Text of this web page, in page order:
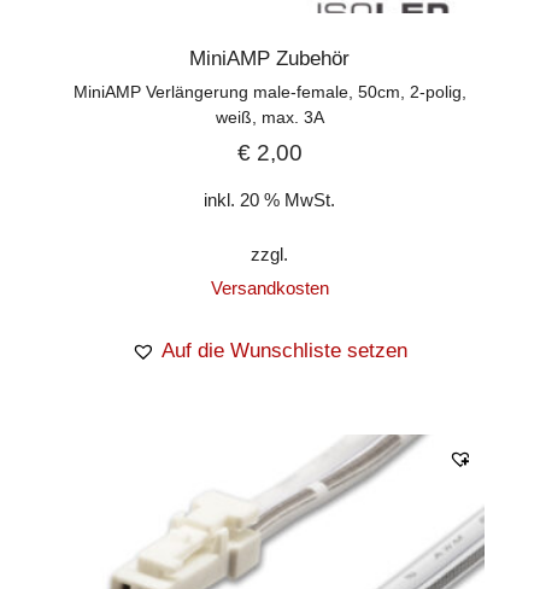
MiniAMP Zubehör
MiniAMP Verlängerung male-female, 50cm, 2-polig,
weiß, max. 3A
€2,00
inkl. 20 % MwSt.
zzgl.
Versandkosten
Auf die Wunschliste setzen